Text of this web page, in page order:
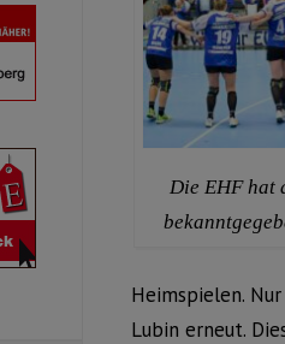
Die EHF hat
Heimspielen.
Lubin erneut.